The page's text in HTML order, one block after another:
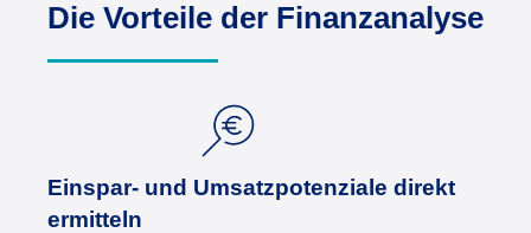
Die Vorteile der Finanzanalyse
Einspar- und Umsatzpotenziale direkt
ermitteln